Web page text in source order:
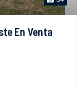
En Venta